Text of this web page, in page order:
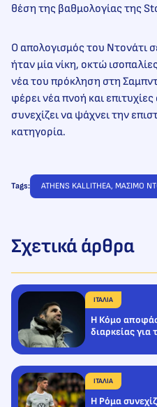
θέση της βαθμολογίας της
Ο απολογισμός του Ντονάτι
ήταν μία νίκη, οκτώ
νέα του πρόκληση στη
φέρει νέα πνοή και
συνεχίζει να ψάχνει την
κατηγορία.
Tags: ATHENS KALLITHEA, ΜΑΣΙΜΟ
Σχετικά άρθρα
ΙΤΑΛΙΑ
Η Κόμο
διαρκείας για
ΙΤΑΛΙΑ
Η Ρόμα